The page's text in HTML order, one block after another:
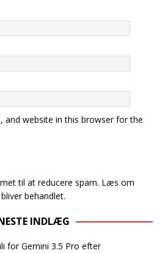
and website in this browser for the
til at reducere spam. Læs om
behandlet.
INDLÆG
for Gemini 3.5 Pro efter